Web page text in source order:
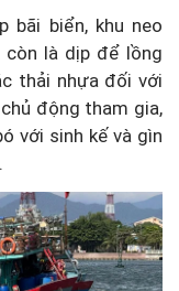
bãi biển, khu neo
còn là dịp để lồng
thải nhựa đối với
động tham gia,
với sinh kế và gìn